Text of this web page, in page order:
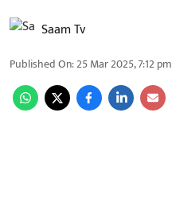
Saam Tv
Published On:25 Mar 2025, 7:12 pm